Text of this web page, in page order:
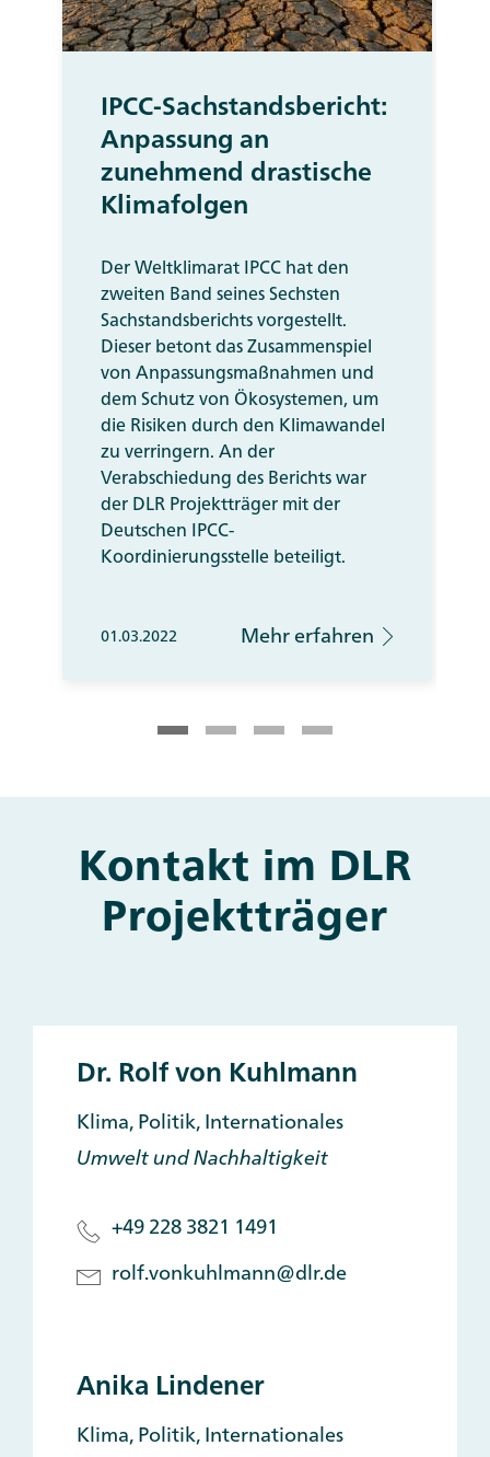
IPCC-Sachstandsbericht:
Anpassung an
zunehmend drastische
Klimafolgen
Der Weltklimarat IPCC hat den
zweiten Band seines Sechsten
Sachstandsberichts vorgestellt.
Dieser betont das Zusammenspiel
von Anpassungsmaßnahmen und
dem Schutz von Ökosystemen, um
die Risiken durch den Klimawandel
zu verringern. An der
Verabschiedung des Berichts war
der DLR Projektträger mit der
Deutschen IPCC-
Koordinierungsstelle beteiligt.
01.03.2022 Mehr erfahren
Main
Contacts
Kontakt im DLR
Projektträger
Dr. Rolf von Kuhlmann
Klima, Politik, Internationales
Umwelt und Nachhaltigkeit
+49 228 3821 1491
rolf.vonkuhlmann@dlr.de
Anika Lindener
Klima, Politik, Internationales